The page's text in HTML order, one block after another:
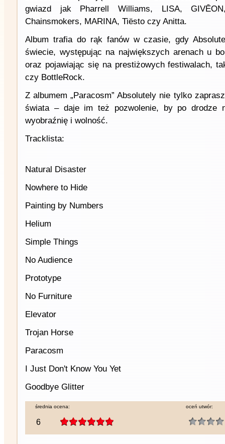
gwiazd jak Pharrell Williams, LISA,
Chainsmokers, MARINA, Tiësto czy Anitta.
Album trafia do rąk fanów w czasie, gdy
świecie, występując na największych arenach u
oraz pojawiając się na prestiżowych festiwalach,
czy BottleRock.
Z albumem „Paracosm” Absolutely nie tylko
świata – daje im też pozwolenie, by po drodze
wyobraźnię i wolność.
Tracklista:
Natural Disaster
Nowhere to Hide
Painting by Numbers
Helium
Simple Things
No Audience
Prototype
No Furniture
Elevator
Trojan Horse
Paracosm
I Just Don't Know You Yet
Goodbye Glitter
średnia ocena:
6
oceń utwór: